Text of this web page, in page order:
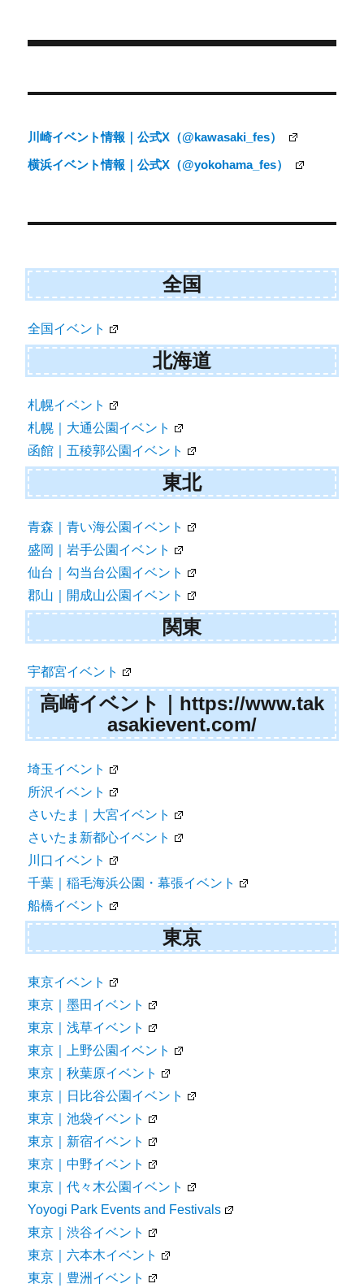
稿
ナ
ビ
ー
ョ
川崎イベント情報｜公式X（@kawasaki_fes）
横浜イベント情報｜公式X（@yokohama_fes）
全国
全国イベント
北海道
札幌イベント
札幌｜大通公園イベント
函館｜五稜郭公園イベント
東北
青森｜青い海公園イベント
盛岡｜岩手公園イベント
仙台｜勾当台公園イベント
郡山｜開成山公園イベント
関東
宇都宮イベント
高崎イベント｜https://www.tak
asakievent.com/
埼玉イベント
所沢イベント
さいたま｜大宮イベント
さいたま新都心イベント
川口イベント
千葉｜稲毛海浜公園・幕張イベント
船橋イベント
東京
東京イベント
東京｜墨田イベント
東京｜浅草イベント
東京｜上野公園イベント
東京｜秋葉原イベント
東京｜日比谷公園イベント
東京｜池袋イベント
東京｜新宿イベント
東京｜中野イベント
東京｜代々木公園イベント
Yoyogi Park Events and Festivals
東京｜渋谷イベント
東京｜六本木イベント
東京｜豊洲イベント